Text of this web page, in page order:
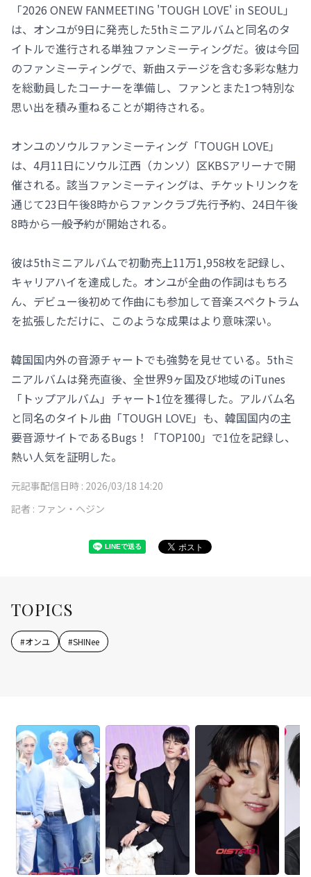
「2026 ONEW FANMEETING 'TOUGH LOVE' in SEOUL」
は、オンユが9日に発売した5thミニアルバムと同名のタ
イトルで進行される単独ファンミーティングだ。彼は今回
のファンミーティングで、新曲ステージを含む多彩な魅力
を総動員したコーナーを準備し、ファンとまた1つ特別な
思い出を積み重ねることが期待される。
オンユのソウルファンミーティング「TOUGH LOVE」
は、4月11日にソウル江西（カンソ）区KBSアリーナで開
催される。該当ファンミーティングは、チケットリンクを
通じて23日午後8時からファンクラブ先行予約、24日午後
8時から一般予約が開始される。
彼は5thミニアルバムで初動売上11万1,958枚を記録し、
キャリアハイを達成した。オンユが全曲の作詞はもちろ
ん、デビュー後初めて作曲にも参加して音楽スペクトラム
を拡張しただけに、このような成果はより意味深い。
韓国国内外の音源チャートでも強勢を見せている。5thミ
ニアルバムは発売直後、全世界9ヶ国及び地域のiTunes
「トップアルバム」チャート1位を獲得した。アルバム名
と同名のタイトル曲「TOUGH LOVE」も、韓国国内の主
要音源サイトであるBugs！「TOP100」で1位を記録し、
熱い人気を証明した。
元記事配信日時 : 2026/03/18 14:20
記者 : ファン・ヘジン
TOPICS
#オンユ #SHINee